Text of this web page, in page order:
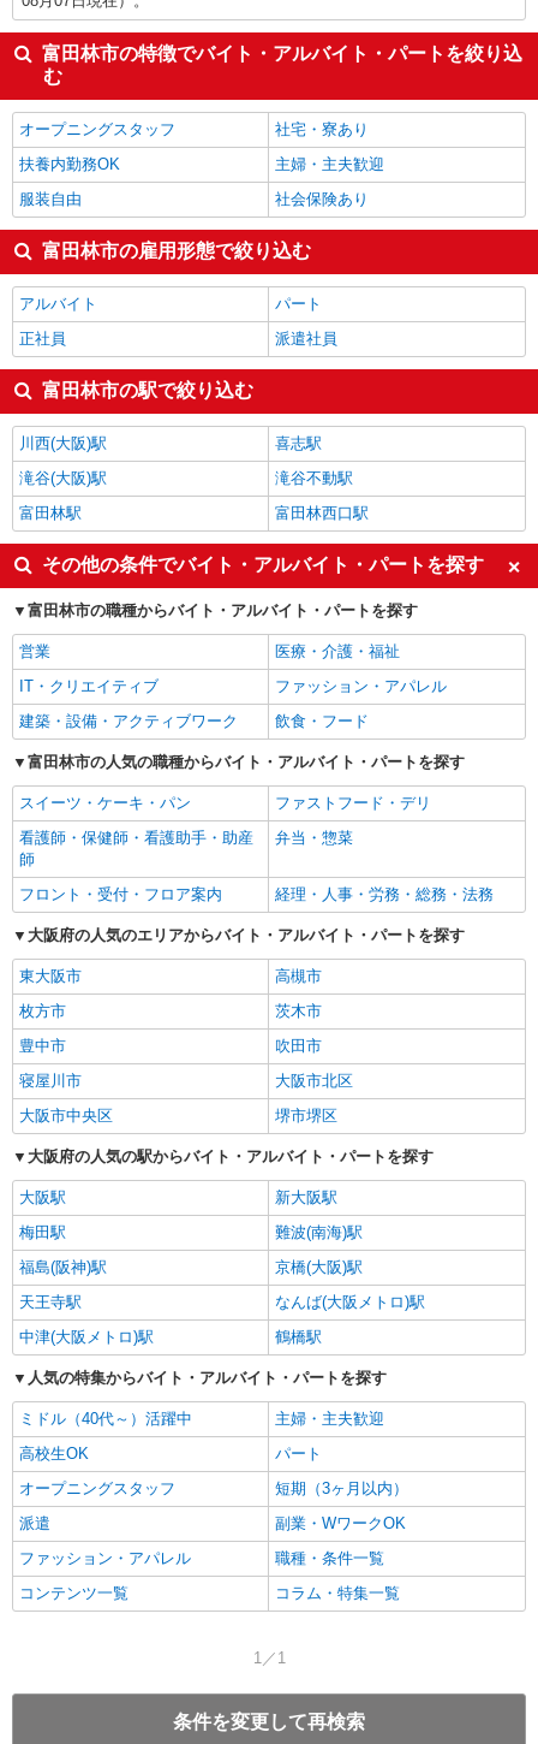
富田林市の特徴でバイト・アルバイト・パートを絞り込
む
オープニングスタッフ
社宅・寮あり
扶養内勤務OK
主婦・主夫歓迎
服装自由
社会保険あり
富田林市の雇用形態で絞り込む
アルバイト
パート
正社員
派遣社員
富田林市の駅で絞り込む
川西(大阪)駅
喜志駅
滝谷(大阪)駅
滝谷不動駅
富田林駅
富田林西口駅
その他の条件でバイト・アルバイト・パートを探す
富田林市の職種からバイト・アルバイト・パートを探す
営業
医療・介護・福祉
IT・クリエイティブ
ファッション・アパレル
建築・設備・アクティブワーク
飲食・フード
富田林市の人気の職種からバイト・アルバイト・パートを探す
スイーツ・ケーキ・パン
ファストフード・デリ
看護師・保健師・看護助手・助産
師
弁当・惣菜
フロント・受付・フロア案内 経理・人事・労務・総務・法務
大阪府の人気のエリアからバイト・アルバイト・パートを探す
東大阪市
高槻市
枚方市
茨木市
豊中市
吹田市
寝屋川市
大阪市北区
大阪市中央区
堺市堺区
大阪府の人気の駅からバイト・アルバイト・パートを探す
大阪駅
新大阪駅
梅田駅
難波(南海)駅
福島(阪神)駅
京橋(大阪)駅
天王寺駅
なんば(大阪メトロ)駅
中津(大阪メトロ)駅
鶴橋駅
人気の特集からバイト・アルバイト・パートを探す
ミドル（40代～）活躍中
主婦・主夫歓迎
高校生OK
パート
オープニングスタッフ
短期（3ヶ月以内）
派遣
副業・WワークOK
ファッション・アパレル
職種・条件一覧
コンテンツ一覧
コラム・特集一覧
1／1
条件を変更して再検索